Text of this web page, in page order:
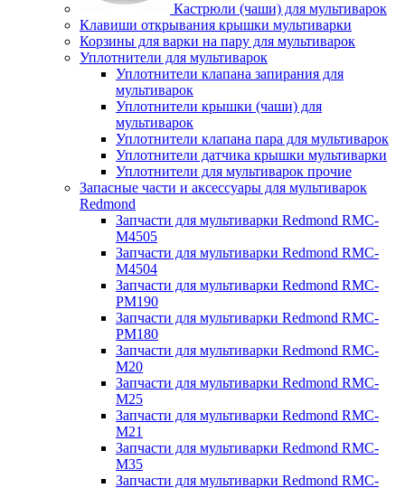
Кастрюли (чаши) для мультиварок
Клавиши открывания крышки мультиварки
Корзины для варки на пару для мультиварок
Уплотнители для мультиварок
Уплотнители клапана запирания для
мультиварок
Уплотнители крышки (чаши) для
мультиварок
Уплотнители клапана пара для мультиварок
Уплотнители датчика крышки мультиварки
Уплотнители для мультиварок прочие
Запасные части и аксессуары для мультиварок
Redmond
Запчасти для мультиварки Redmond RMC-
M4505
Запчасти для мультиварки Redmond RMC-
M4504
Запчасти для мультиварки Redmond RMC-
PM190
Запчасти для мультиварки Redmond RMC-
PM180
Запчасти для мультиварки Redmond RMC-
M20
Запчасти для мультиварки Redmond RMC-
M25
Запчасти для мультиварки Redmond RMC-
M21
Запчасти для мультиварки Redmond RMC-
M35
Запчасти для мультиварки Redmond RMC-